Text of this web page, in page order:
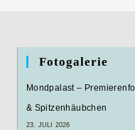
Fotogalerie
Mondpalast –
& Spitzenhäubchen
23. JULI 2026